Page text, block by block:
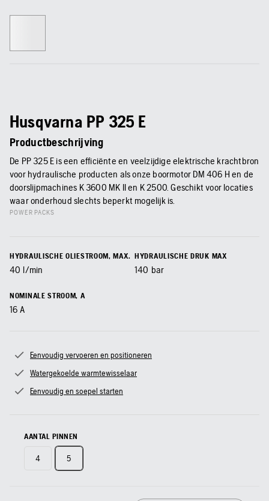
Husqvarna PP 325 E
Productbeschrijving
De PP 325 E is een efficiënte en veelzijdige elektrische krachtbron
voor hydraulische producten als onze boormotor DM 406 H en de
doorslijpmachines K 3600 MK II en K 2500. Geschikt voor locaties
waar onderhoud slechts beperkt mogelijk is.
POWER PACKS
HYDRAULISCHE OLIESTROOM, MAX.
40 l/min
HYDRAULISCHE DRUK MAX
140 bar
NOMINALE STROOM, A
16 A
Eenvoudig vervoeren en positioneren
Watergekoelde warmtewisselaar
Eenvoudig en soepel starten
AANTAL PINNEN
4 5